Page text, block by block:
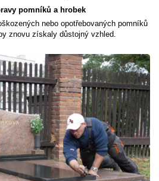
pomníků a hrobek
nebo opotřebovaných pomníků
znovu získaly důstojný vzhled.